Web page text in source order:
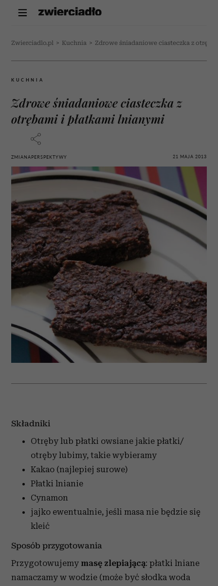
Zwierciadlo.pl > Kuchnia > Zdrowe śniadaniowe ciasteczka z
KUCHNIA
Zdrowe śniadaniowe ciasteczka z
otrębami i płatkami lnianymi
ZMIANAPERSPEKTYWY 21 MAJA 2013
Składniki
Otręby lub płatki owsiane jakie płatki/
otręby lubimy, takie wybieramy
Kakao (najlepiej surowe)
Płatki lnianie
Cynamon
jajko ewentualnie, jeśli masa nie będzie się
kleić
Sposób przygotowania
Przygotowujemy masę zlepiającą: płatki lniane
namaczamy w wodzie (może być słodka woda